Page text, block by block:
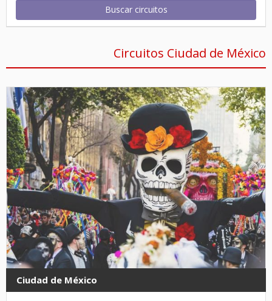
Buscar circuitos
Circuitos Ciudad de México
Ciudad de México